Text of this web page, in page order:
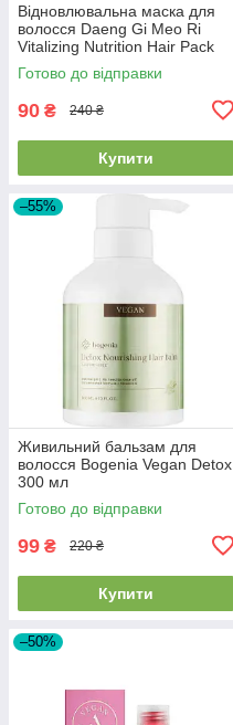
Відновлювальна маска для
волосся Daeng Gi Meo Ri
Vitalizing Nutrition Hair Pack
120ml EXP28/08/26
Готово до відправки
90 ₴ 240 ₴
Купити
–55%
Живильний бальзам для
волосся Bogenia Vegan Detox
300 мл
Готово до відправки
99 ₴ 220 ₴
Купити
–50%